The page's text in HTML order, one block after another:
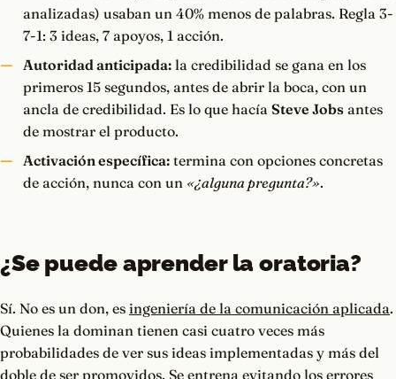
analizadas) usaban un 40% menos de palabras. Regla 3-
7-1: 3 ideas, 7 apoyos, 1 acción.
Autoridad anticipada:la credibilidad se gana en los
primeros 15 segundos, antes de abrir la boca, con un
ancla de credibilidad. Es lo que hacía Steve Jobsantes
de mostrar el producto.
Activación específica:termina con opciones concretas
de acción, nunca con un «¿alguna pregunta?».
¿Se puede aprender la oratoria?
Sí. No es un don, es ingeniería de la comunicación aplicada.
Quienes la dominan tienen casi cuatro veces más
probabilidades de ver sus ideas implementadas y más del
doble de ser promovidos. Se entrena evitando los errores